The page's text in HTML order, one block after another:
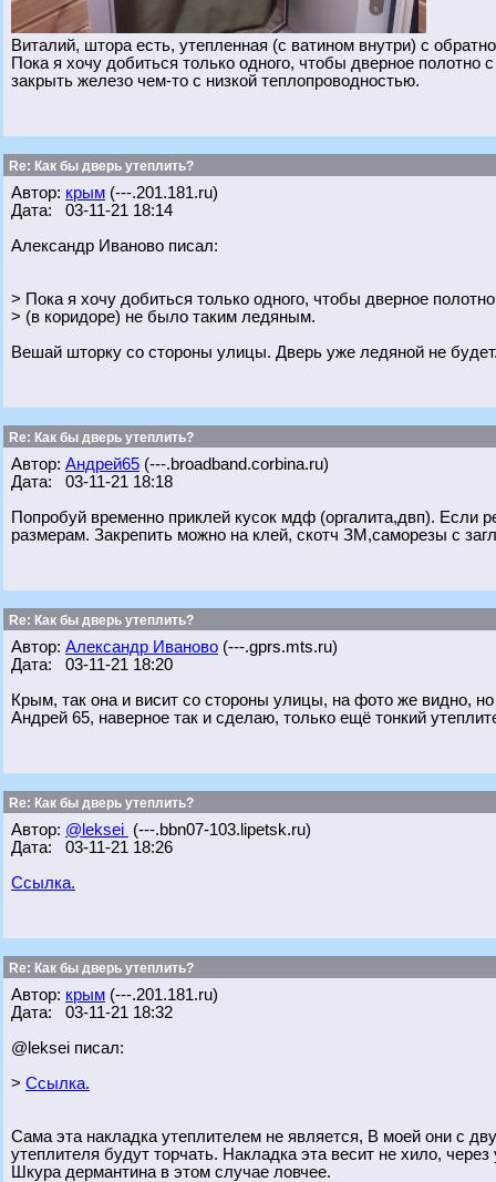
Виталий, штора есть, утепленная (с ватином внутри) с
Пока я хочу добиться только одного, чтобы дверное
закрыть железо чем-то с низкой теплопроводностью.
Re: Как бы дверь утеплить?
Автор: крым (---.201.181.ru)
Дата: 03-11-21 18:14
Александр Иваново писал:
> Пока я хочу добиться только одного, чтобы дверное
> (в коридоре) не было таким ледяным.
Вешай шторку со стороны улицы. Дверь уже ледяной не
Re: Как бы дверь утеплить?
Автор: Андрей65 (---.broadband.corbina.ru)
Дата: 03-11-21 18:18
Попробуй временно приклей кусок мдф (оргалита,двп). Если
размерам. Закрепить можно на клей, скотч ЗМ,саморезы с
Re: Как бы дверь утеплить?
Автор: Александр Иваново (---.gprs.mts.ru)
Дата: 03-11-21 18:20
Крым, так она и висит со стороны улицы, на фото же видно,
Андрей 65, наверное так и сделаю, только ещё тонкий
Re: Как бы дверь утеплить?
Автор: @leksei (---.bbn07-103.lipetsk.ru)
Дата: 03-11-21 18:26
Ссылка.
Re: Как бы дверь утеплить?
Автор: крым (---.201.181.ru)
Дата: 03-11-21 18:32
@leksei писал:
> Ссылка.
Сама эта накладка утеплителем не является, В моей они с
утеплителя будут торчать. Накладка эта весит не хило,
Шкура дермантина в этом случае ловчее.